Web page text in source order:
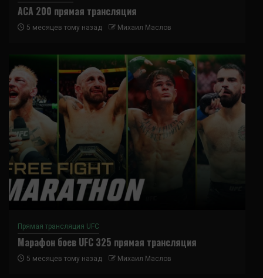
ACA 200 прямая трансляция
5 месяцев тому назад Михаил Маслов
Прямая трансляция UFC
Марафон боев UFC 325 прямая трансляция
5 месяцев тому назад Михаил Маслов